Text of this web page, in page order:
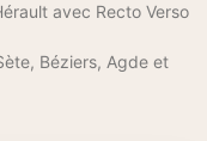
avec Recto Verso
Béziers, Agde et